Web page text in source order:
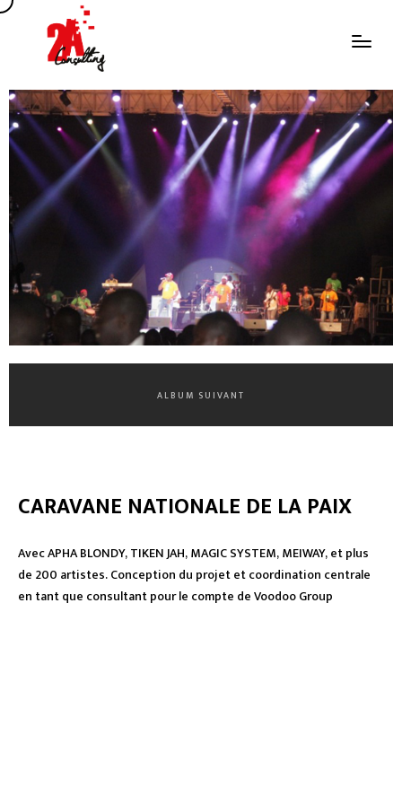
ALBUM SUIVANT
CARAVANE NATIONALE DE LA PAIX
Avec APHA BLONDY, TIKEN JAH, MAGIC SYSTEM, MEIWAY, et plus
de 200 artistes. Conception du projet et coordination centrale
en tant que consultant pour le compte de Voodoo Group